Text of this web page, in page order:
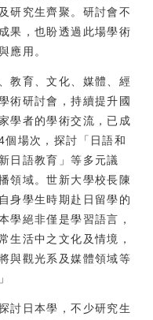
研究生齊聚。研討會不
果，也盼透過此場學術
應用。
育、文化、媒體、經
術研討會，持續提升國
學者的學術交流，已成
場次，探討「日語和
日語教育」等多元議
領域。世新大學校長陳
身學生時期赴日留學的
學絕非僅是學習語言，
生活中之文化及情境，
與觀光系及媒體領域等
日本學，不少研究生